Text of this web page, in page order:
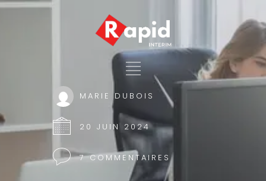
MARIE DUBOIS
20 JUIN 2024
7 COMMENTAIRES